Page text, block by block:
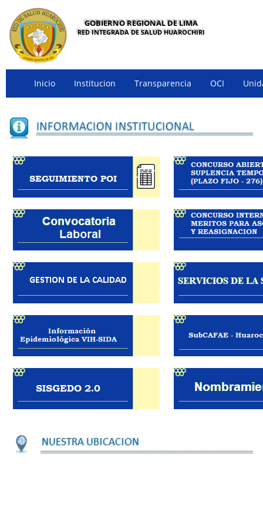
GOBIERNO REGIONAL DE LIMA
RED INTEGRADA DE SALUD HUAROCHIRI
Inicio Institucion Transparencia OCI